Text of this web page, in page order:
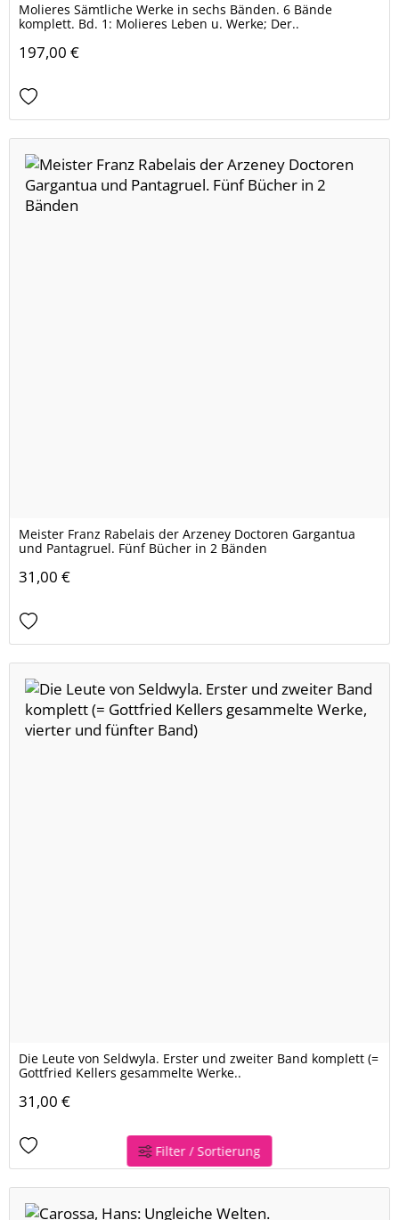
Filter / Sortierung
Molieres Sämtliche Werke in sechs Bänden. 6 Bände
komplett. Bd. 1: Molieres Leben u. Werke; Der..
197,00 €
Meister Franz Rabelais der Arzeney Doctoren Gargantua
und Pantagruel. Fünf Bücher in 2 Bänden
31,00 €
Die Leute von Seldwyla. Erster und zweiter Band komplett (=
Gottfried Kellers gesammelte Werke..
31,00 €